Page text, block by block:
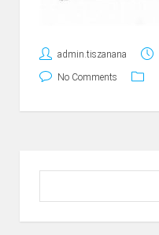
admin.tiszanana
No Comments